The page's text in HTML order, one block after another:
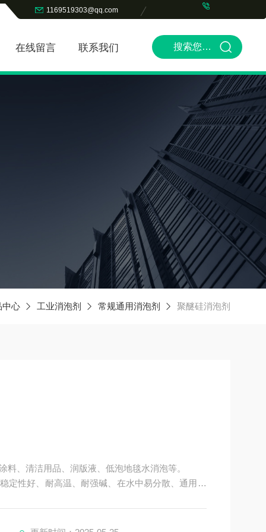
1169519303@qq.com
在线留言 联系我们
中心 工业消泡剂 常规通用消泡剂 聚醚硅消泡剂
、清洁用品、润版液、低泡地毯水消泡等。
定性好、耐高温、耐强碱、在水中易分散、通用性
胶漆涂料两种。工厂在制作乳胶漆的时候，为了保